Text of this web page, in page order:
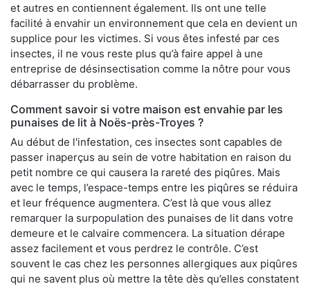
et autres en contiennent également. Ils ont une telle
facilité à envahir un environnement que cela en devient un
supplice pour les victimes. Si vous êtes infesté par ces
insectes, il ne vous reste plus qu’à faire appel à une
entreprise de désinsectisation comme la nôtre pour vous
débarrasser du problème.
Comment savoir si votre maison est envahie par les
punaises de lit à Noës-près-Troyes ?
Au début de l'infestation, ces insectes sont capables de
passer inaperçus au sein de votre habitation en raison du
petit nombre ce qui causera la rareté des piqûres. Mais
avec le temps, l’espace-temps entre les piqûres se réduira
et leur fréquence augmentera. C’est là que vous allez
remarquer la surpopulation des punaises de lit dans votre
demeure et le calvaire commencera. La situation dérape
assez facilement et vous perdrez le contrôle. C’est
souvent le cas chez les personnes allergiques aux piqûres
qui ne savent plus où mettre la tête dès qu’elles constatent